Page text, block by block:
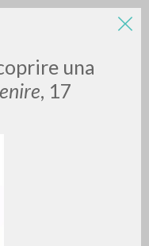
una
, 17